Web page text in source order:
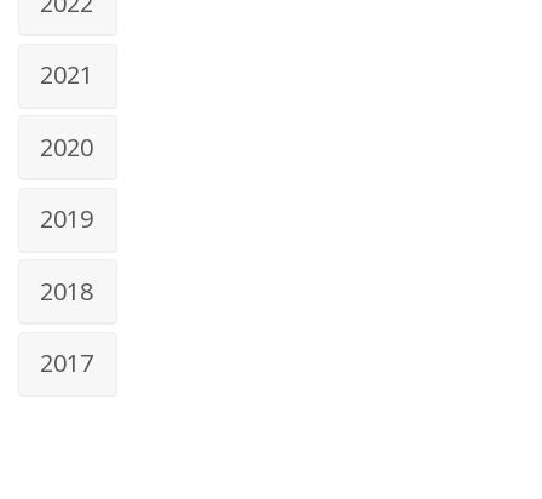
2021
2020
2019
2018
2017